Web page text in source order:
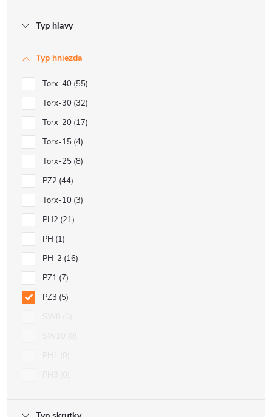
Typ hlavy
Typ hniezda
Torx-40 55
Torx-30 32
Torx-20 17
Torx-15 4
Torx-25 8
PZ2 44
Torx-10 3
PH2 21
PH 1
PH-2 16
PZ1 7
PZ3 5